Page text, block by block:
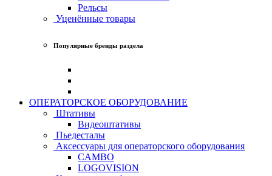
Рельсы
Уценённые товары
Популярные бренды раздела
ОПЕРАТОРСКОЕ ОБОРУДОВАНИЕ
Штативы
Видеоштативы
Пьедесталы
Аксессуары для операторского оборудования
CAMBO
LOGOVISION